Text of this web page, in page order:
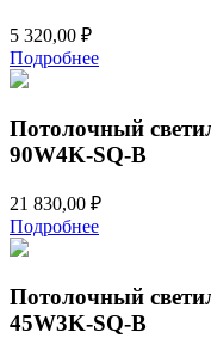
5 320,00 ₽
Подробнее
Потолочный
90W4K-SQ-B
21 830,00 ₽
Подробнее
Потолочный
45W3K-SQ-B